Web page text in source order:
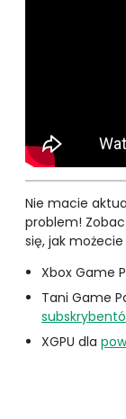
Nie macie
problem!
się, jak
Xbox Game
Tani Game
XGPU dla